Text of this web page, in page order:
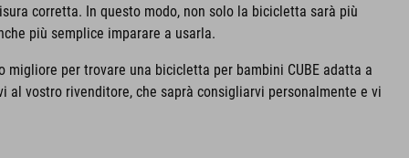
corretta. In questo modo, non solo la bicicletta sarà più
più semplice imparare a usarla.
migliore per trovare una bicicletta per bambini CUBE adatta a
al vostro rivenditore, che saprà consigliarvi personalmente e vi